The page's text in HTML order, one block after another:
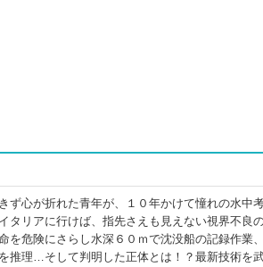
ず心が折れた青年が、１０年かけて憧れの水中
タリアに行けば、指先さえも見えない視界不良
危険にさらし水深６０ｍで沈没船の記録作業、
推理…そして判明した正体とは！？最新技術を